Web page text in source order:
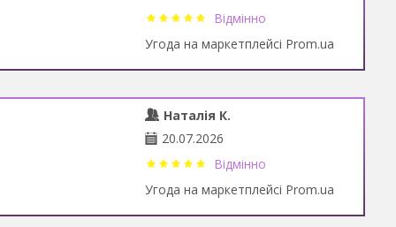
Відмінно
Угода на маркетплейсі Prom.ua
Наталія К.
20.07.2026
Відмінно
Угода на маркетплейсі Prom.ua